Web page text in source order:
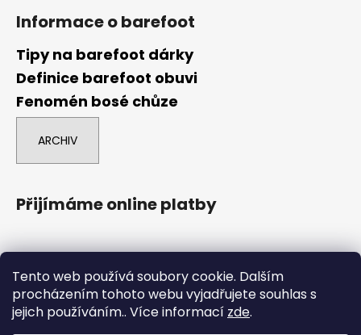
Tento web používá soubory cookie. Dalším
procházením tohoto webu vyjadřujete souhlas s
jejich používáním.. Více informací zde.
Informace o barefoot
Tipy na barefoot dárky
Definice barefoot obuvi
Fenomén bosé chůze
ARCHIV
Přijímáme online platby
comgate